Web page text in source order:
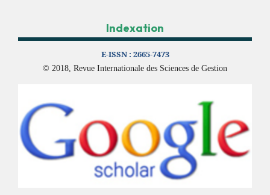
Indexation
E-ISSN : 2665-7473
© 2018, Revue Internationale des Sciences de Gestion